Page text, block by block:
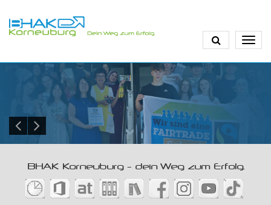
zum
Inhalt
BHAK Korneuburg - dein Weg zum Erfolg.